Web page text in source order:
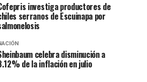
investiga productores de
serranos de Escuinapa por
celebra disminución a
de la inflación en julio